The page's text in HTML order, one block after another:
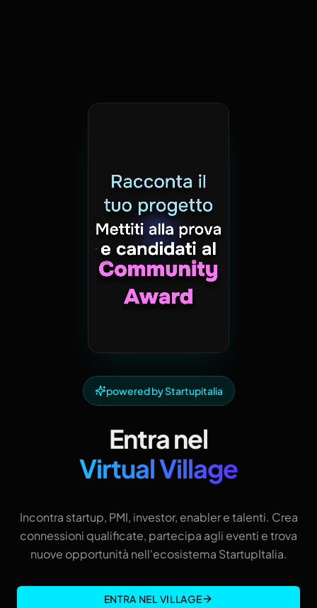
powered by Startupitalia
Entra nel
Virtual Village
Incontra startup, PMI, investor, enabler e talenti. Crea
connessioni qualificate, partecipa agli eventi e trova
nuove opportunità nell'ecosistema StartupItalia.
ENTRA NEL VILLAGE